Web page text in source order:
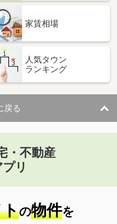
家賃相場
人気タウン
ランキング
戻る
・不動産
プリ
の物件を